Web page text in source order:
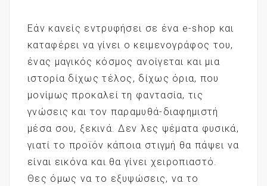
Εάν κανείς εντρυφήσει σε ένα e-shop και
καταφέρει να γίνει ο κειμενογράφος του,
ένας μαγικός κόσμος ανοίγεται και μια
ιστορία δίχως τέλος, δίχως όρια, που
μονίμως προκαλεί τη φαντασία, τις
γνώσεις και τον παραμυθά-διαφημιστή
μέσα σου, ξεκινά. Δεν λες ψέματα φυσικά,
γιατί το προϊόν κάποια στιγμή θα πάψει να
είναι εικόνα και θα γίνει χειροπιαστό.
Θες όμως να το εξυψώσεις, να το